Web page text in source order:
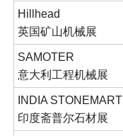
Hillhead
英国矿山机械展
SAMOTER
意大利工程机械展
INDIA STONEMART
印度斋普尔石材展